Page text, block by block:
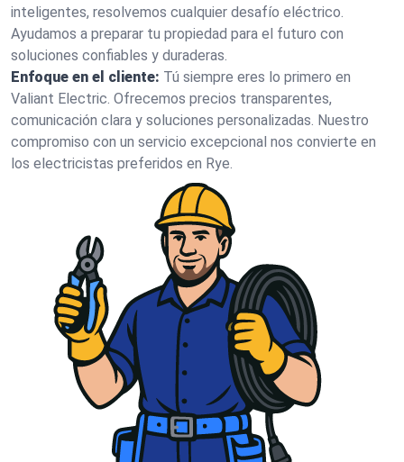
inteligentes, resolvemos cualquier desafío eléctrico.
Ayudamos a preparar tu propiedad para el futuro con
soluciones confiables y duraderas.
Enfoque en el cliente: Tú siempre eres lo primero en
Valiant Electric. Ofrecemos precios transparentes,
comunicación clara y soluciones personalizadas. Nuestro
compromiso con un servicio excepcional nos convierte en
los electricistas preferidos en Rye.